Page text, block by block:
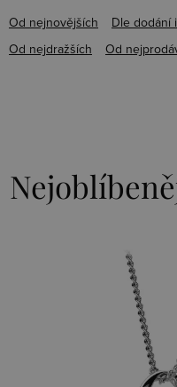
Od nejnovějších Dle dodání
Od nejdražších Od